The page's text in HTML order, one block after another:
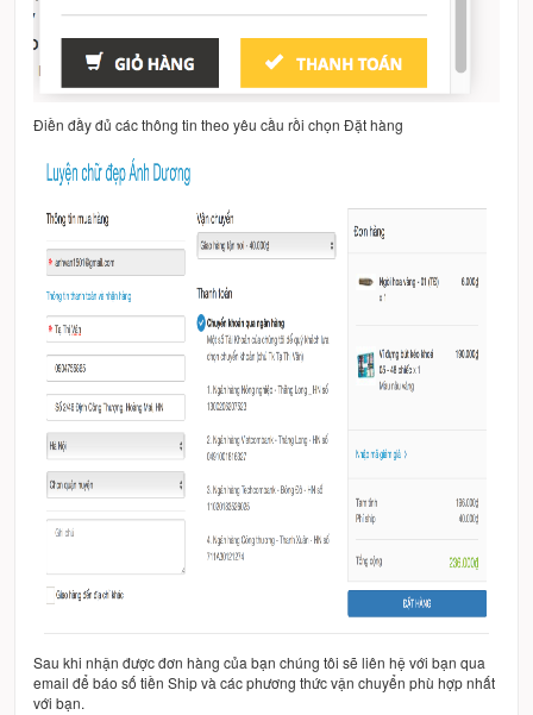
Điền đầy đủ các thông tin theo yêu cầu rồi chọn Đặt hàng
Sau khi nhận được đơn hàng của bạn chúng tôi sẽ liên hệ với bạn qua
email để báo số tiền Ship và các phương thức vận chuyển phù hợp nhất
với bạn.